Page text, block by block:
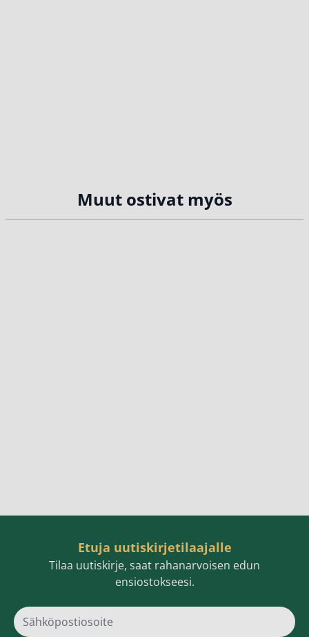
Muut ostivat myös
Etuja uutiskirjetilaajalle
Tilaa uutiskirje, saat rahanarvoisen edun
ensiostokseesi.